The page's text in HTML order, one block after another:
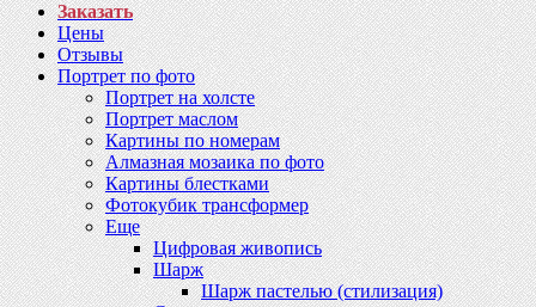
Заказать
Цены
Отзывы
Портрет по фото
Портрет на холсте
Портрет маслом
Картины по номерам
Алмазная мозаика по фото
Картины блестками
Фотокубик трансформер
Еще
Цифровая живопись
Шарж
Шарж пастелью (стилизация)